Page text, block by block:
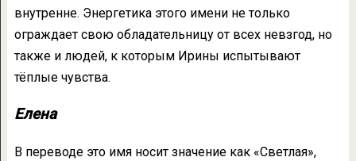
внутренне. Энергетика этого имени не только
ограждает свою обладательницу от всех невзгод, но
также и людей, к которым Ирины испытывают
тёплые чувства.
Елена
В переводе это имя носит значение как «Светлая»,